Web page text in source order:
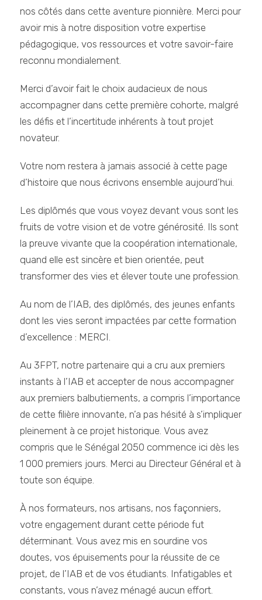
nos côtés dans cette aventure pionnière. Merci pour
avoir mis à notre disposition votre expertise
pédagogique, vos ressources et votre savoir-faire
reconnu mondialement.
Merci d’avoir fait le choix audacieux de nous
accompagner dans cette première cohorte, malgré
les défis et l’incertitude inhérents à tout projet
novateur.
Votre nom restera à jamais associé à cette page
d’histoire que nous écrivons ensemble aujourd’hui.
Les diplômés que vous voyez devant vous sont les
fruits de votre vision et de votre générosité. Ils sont
la preuve vivante que la coopération internationale,
quand elle est sincère et bien orientée, peut
transformer des vies et élever toute une profession.
Au nom de l’IAB, des diplômés, des jeunes enfants
dont les vies seront impactées par cette formation
d’excellence : MERCI.
Au 3FPT, notre partenaire qui a cru aux premiers
instants à l’IAB et accepter de nous accompagner
aux premiers balbutiements, a compris l’importance
de cette filière innovante, n’a pas hésité à s’impliquer
pleinement à ce projet historique. Vous avez
compris que le Sénégal 2050 commence ici dès les
1 000 premiers jours. Merci au Directeur Général et à
toute son équipe.
À nos formateurs, nos artisans, nos façonniers,
votre engagement durant cette période fut
déterminant. Vous avez mis en sourdine vos
doutes, vos épuisements pour la réussite de ce
projet, de l’IAB et de vos étudiants. Infatigables et
constants, vous n’avez ménagé aucun effort.